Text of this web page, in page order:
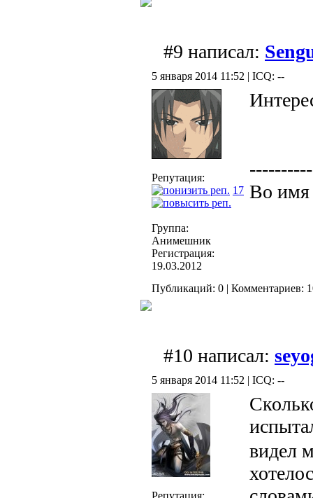
#9 написал:
5 января 2014 11:52 | ICQ: --
Репутация:
17
Группа:
Анимешник
Регистрация:
19.03.2012
Во имя
Публикаций: 0 | Комментариев:
#10 написал:
5 января 2014 11:52 | ICQ: --
видел